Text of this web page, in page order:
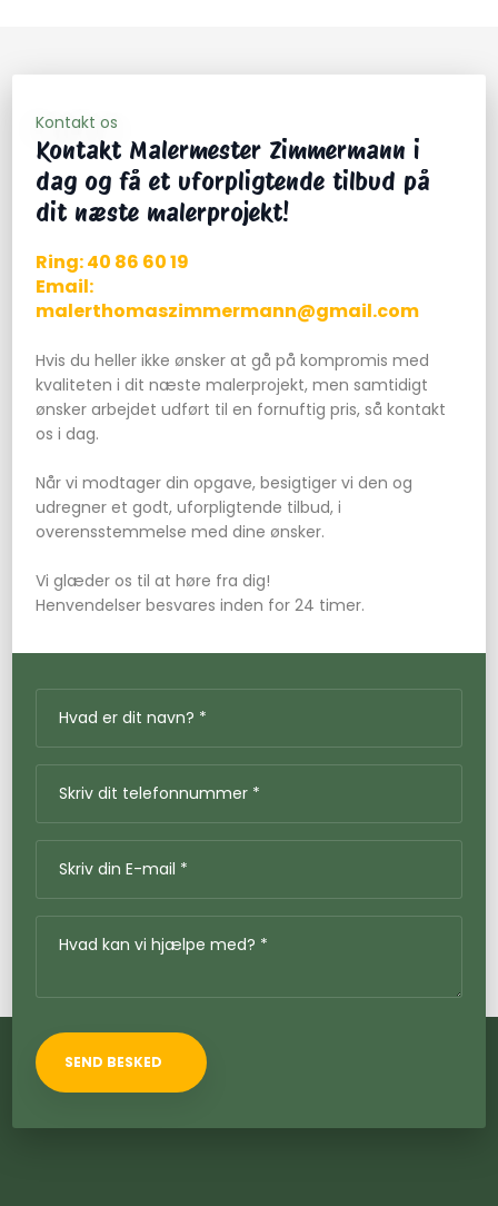
Kontakt os
Kontakt Malermester Zimmermann i
dag og få et uforpligtende tilbud på
dit næste malerprojekt!
Ring: 40 86 60 19​
Email:
malerthomaszimmermann@gmail.com
Hvis du heller ikke ønsker at gå på kompromis med
kvaliteten i dit næste malerprojekt, men samtidigt
ønsker arbejdet udført til en fornuftig pris, så kontakt
os i dag.
Når vi modtager din opgave, besigtiger vi den og
udregner et godt, uforpligtende tilbud, i
overensstemmelse med dine ønsker.
Vi glæder os til at høre fra dig!
Henvendelser besvares inden for 24 timer.